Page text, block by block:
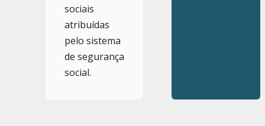
sociais
atribuídas
pelo sistema
de segurança
social.